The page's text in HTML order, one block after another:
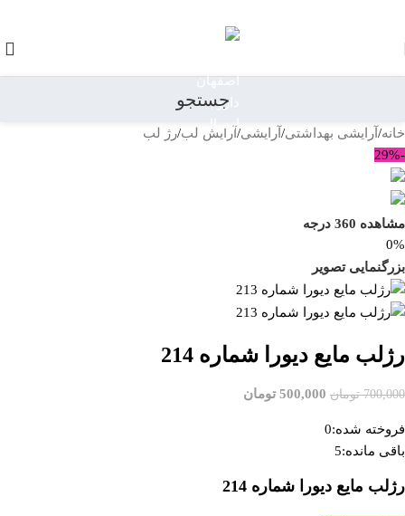
جستجو
خانه/ آرایشی بهداشتی/ آرایشی/آرایش لب/رژ لب
-29%
مشاهده 360 درجه
0%
بزرگنمایی تصویر
رژلب مایع دیورا شماره 214
700,000 تومان 500,000 تومان
فروخته شده:0
باقی مانده:5
رژلب مایع دیورا شماره 214